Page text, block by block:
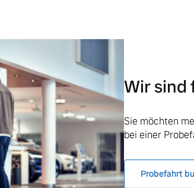
Wir sind
Sie möchten
bei einer
Probefahrt